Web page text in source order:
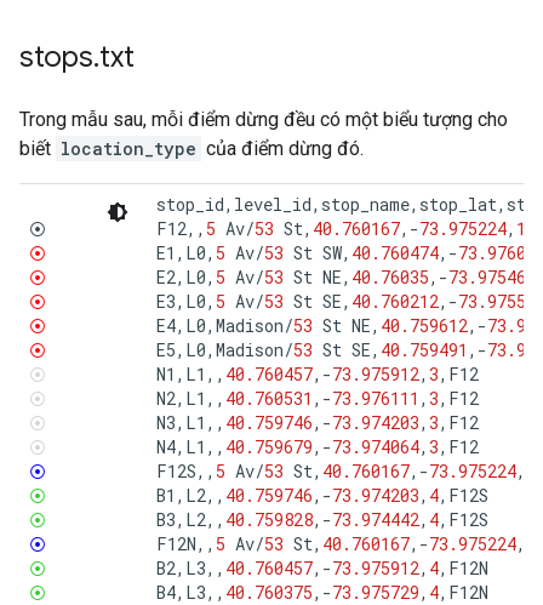
stops.txt
Trong mẫu sau, mỗi điểm dừng đều có một biểu tượng cho
biết location_type của điểm dừng đó.
⦿
⦿
⦿
⦿
⦿
⦿
⦿
⦿
⦿
⦿
⦿
⦿
⦿
⦿
⦿
stop_id, level_id, stop_name, stop_lat,
F12,, 5 Av/53 St, 40.760167, -73.975224, 1
E1 , L0, 5 Av/53 St SW, 40.760474, -
E2, L0, 5 Av/53 St NE, 40.76035, -73.97546
E3, L0, 5 Av/53 St SE, 40.760212, -
E4, L0, Madison/53 St NE, 40.759612, -
E5, L0, Madison/53 St SE, 40.759491 , -
N1 , L1 ,, 40.760457, -73.975912, 3, F12
N2, L1 ,, 40.760531 , -73.976111 , 3, F12
N3, L1 ,, 40.759746, -73.974203, 3, F12
N4, L1 ,, 40.759679, -73.974064, 3, F12
F12S,, 5 Av/53 St, 40.760167, -73.975224,
B1 , L2,, 40.759746, -73.974203, 4, F12S
B3, L2,, 40.759828, -73.974442, 4, F12S
F12N,, 5 Av/53 St, 40.760167, -73.975224,
B2, L3,, 40.760457, -73.975912, 4, F12N
B4, L3,, 40.760375, -73.975729, 4, F12N